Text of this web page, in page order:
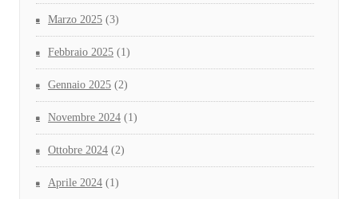
Marzo 2025 (3)
Febbraio 2025 (1)
Gennaio 2025 (2)
Novembre 2024 (1)
Ottobre 2024 (2)
Aprile 2024 (1)